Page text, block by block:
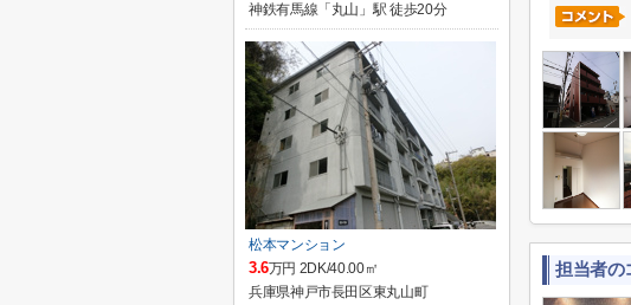
担当者の
神鉄有馬線「丸山」駅 徒歩20分
松本マンション
3.6万円 2DK/40.00㎡
兵庫県神戸市長田区東丸山町